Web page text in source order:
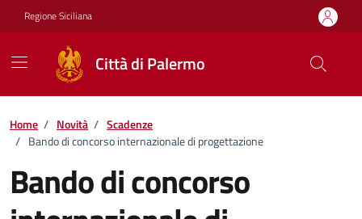
Vai ai contenuti
Vai al footer
Regione Siciliana
Città di Palermo
Home / Novità / Scadenze
/ Bando di concorso internazionale di progettazione
Bando di concorso